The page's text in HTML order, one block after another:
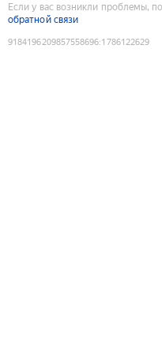
Если у вас возникли проблемы,
обратной связи
9184196209857558696:1786122629